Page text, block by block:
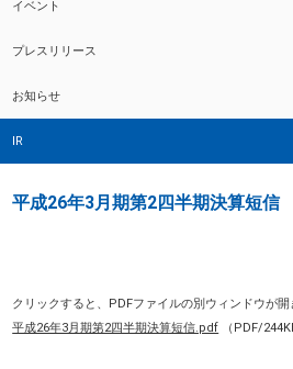
イベント
プレスリリース
お知らせ
IR
平成26年3月期第2四半期決算短信
クリックすると、PDFファイルの別ウィンドウが開
平成26年3月期第2四半期決算短信.pdf （PDF/